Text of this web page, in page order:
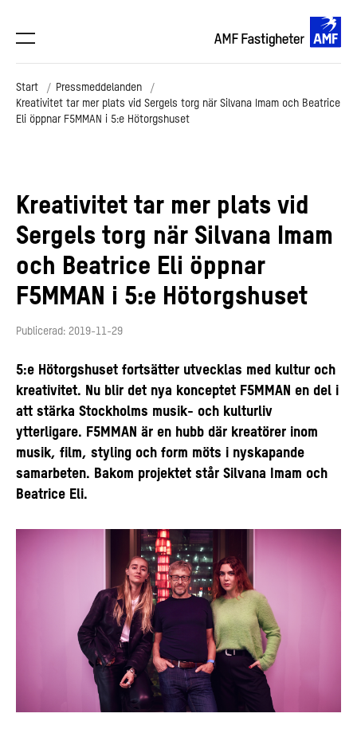
Start
Pressmeddelanden
Kreativitet tar mer plats vid Sergels torg när Silvana Imam och Beatrice
Eli öppnar F5MMAN i 5:e Hötorgshuset
Kreativitet tar mer plats vid
Sergels torg när Silvana Imam
och Beatrice Eli öppnar
F5MMAN i 5:e Hötorgshuset
Publicerad: 2019-11-29
5:e Hötorgshuset fortsätter utvecklas med kultur och
kreativitet. Nu blir det nya konceptet F5MMAN en del i
att stärka Stockholms musik- och kulturliv
ytterligare. F5MMAN är en hubb där kreatörer inom
musik, film, styling och form möts i nyskapande
samarbeten. Bakom projektet står Silvana Imam och
Beatrice Eli.